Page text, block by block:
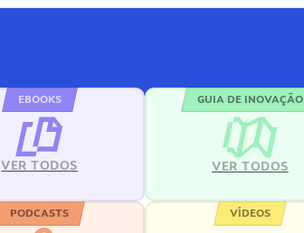
EBOOKS
VER TODOS
GUIA DE INOVAÇÃO
VER TODOS
PODCASTS VÍDEOS